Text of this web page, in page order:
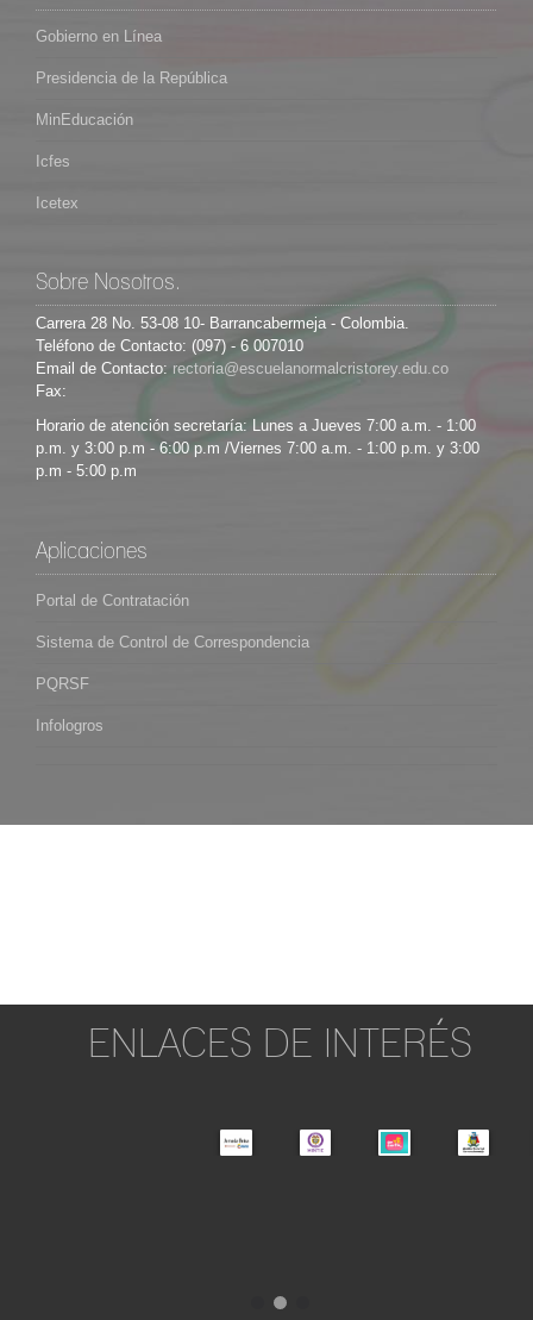
Gobierno en Línea
Presidencia de la República
MinEducación
Icfes
Icetex
Sobre Nosotros.
Carrera 28 No. 53-08 10- Barrancabermeja - Colombia.
Teléfono de Contacto: (097) - 6 007010
Email de Contacto:
Fax:
Horario de atención secretaría: Lunes a Jueves 7:00 a.m. - 1:00
p.m. y 3:00 p.m - 6:00 p.m /Viernes 7:00 a.m. - 1:00 p.m. y 3:00
p.m - 5:00 p.m
Aplicaciones
Portal de Contratación
Sistema de Control de Correspondencia
PQRSF
Infologros
ENLACES DE INTERÉS